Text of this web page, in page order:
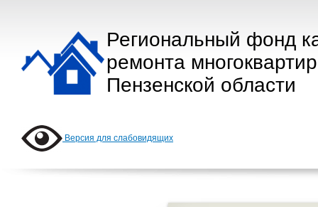
Региональный фонд
ремонта
Пензенской области
Версия для слабовидящих